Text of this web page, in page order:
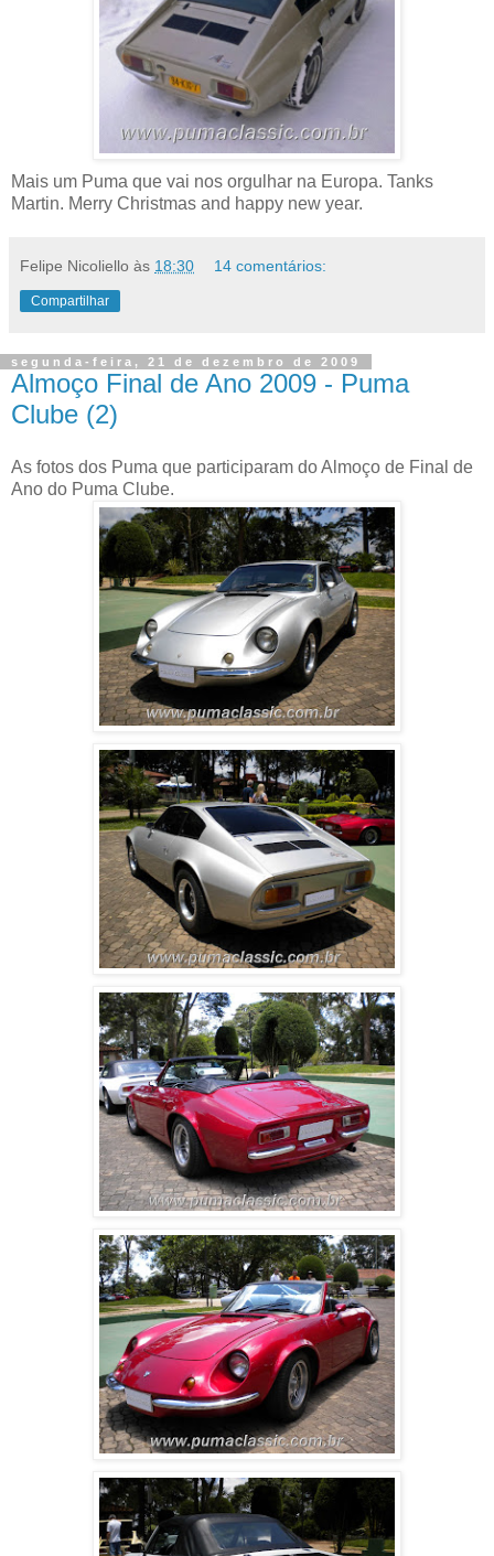
Mais um Puma que vai nos orgulhar na Europa. Tanks
Martin. Merry Christmas and happy new year.
Felipe Nicoliello às 18:30 14 comentários:
Compartilhar
segunda-feira, 21 de dezembro de 2009
Almoço Final de Ano 2009 - Puma
Clube (2)
As fotos dos Puma que participaram do Almoço de Final de
Ano do Puma Clube.